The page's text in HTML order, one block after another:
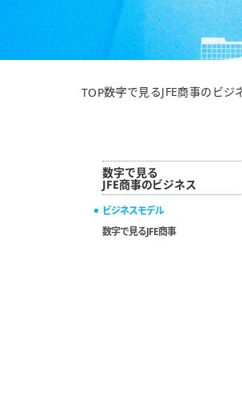
TOP数字で見るJFE商事のビジ
数字で見る
JFE商事のビジネス
ビジネスモデル
数字で見るJFE商事